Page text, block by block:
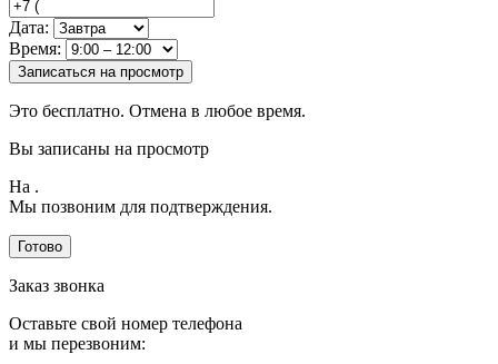
Дата:
Время:
Записаться на просмотр
Это бесплатно. Отмена в любое время.
Вы записаны на просмотр
На .
Мы позвоним для подтверждения.
Готово
Заказ звонка
Оставьте свой номер телефона
и мы перезвоним: